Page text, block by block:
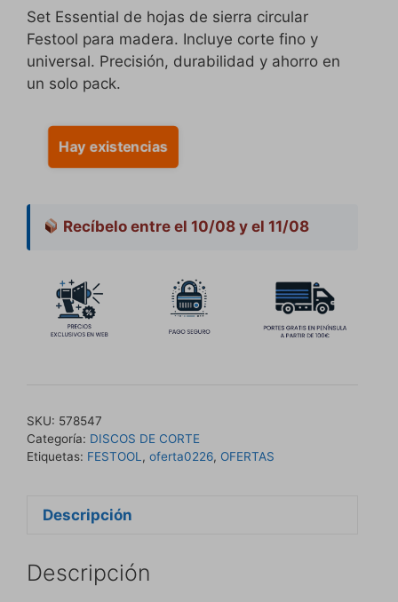
Set Essential de hojas de sierra circular
Festool para madera. Incluye corte fino y
universal. Precisión, durabilidad y ahorro en
un solo pack.
Hay existencias
Recíbelo entre el 10/08 y el 11/08
SKU: 578547
Categoría: DISCOS DE CORTE
Etiquetas: FESTOOL , oferta0226, OFERTAS
Descripción
Descripción